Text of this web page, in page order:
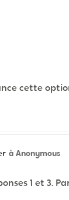
cette
à Anonymous
1 et 3.